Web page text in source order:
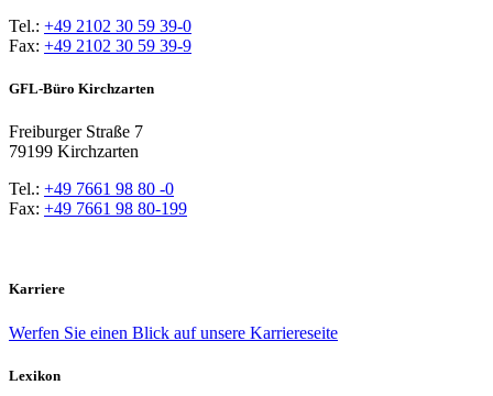
Tel.: +49 2102 30 59 39-0
Fax: +49 2102 30 59 39-9
GFL-Büro Kirchzarten
Freiburger Straße 7
79199 Kirchzarten
Tel.: +49 7661 98 80 -0
Fax: +49 7661 98 80-199
Karriere
Werfen Sie einen Blick auf unsere Karriereseite
Lexikon